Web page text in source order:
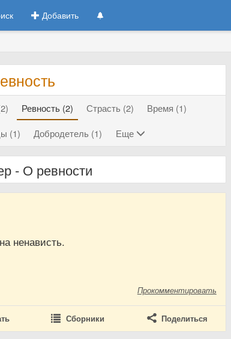
Добавить
Ревность (2) Страсть (2)
Время (1)
(1) Добродетель (1) Еще
- О ревности
ненависть.
Прокомментировать
Сборники Поделиться